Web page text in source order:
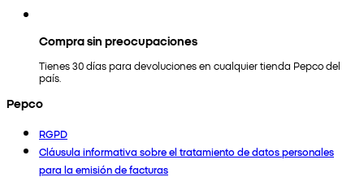
Compra sin preocupaciones
Tienes 30 días para devoluciones en cualquier tienda Pepco del
país.
Pepco
RGPD
Cláusula informativa sobre el tratamiento de datos personales
para la emisión de facturas